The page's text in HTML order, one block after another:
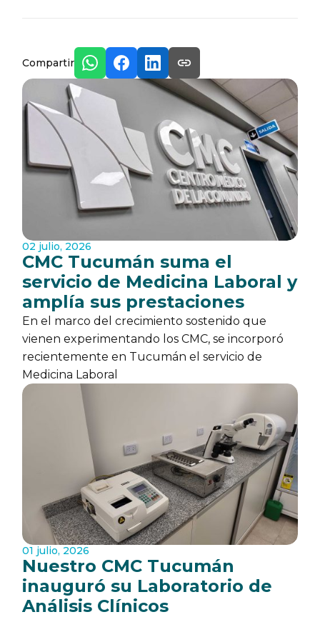
Compartir
02 julio, 2026
CMC Tucumán suma el
servicio de Medicina Laboral y
amplía sus prestaciones
En el marco del crecimiento sostenido que
vienen experimentando los CMC, se incorporó
recientemente en Tucumán el servicio de
Medicina Laboral
01 julio, 2026
Nuestro CMC Tucumán
inauguró su Laboratorio de
Análisis Clínicos